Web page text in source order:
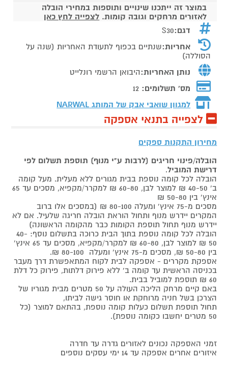
במוצר זה ייתכנו שינויים ותוספות במחירי הובלה
לאזורים מרחקים וגובה קומות. לצפייה לחץ כאן
דגם:S30
אחריות:שנתיים בכפוף לתעודת האחריות (שנה על
הסוללה)
נותן האחריות:היבואן הרשמי רונלייט
מס' תשלומים: 12
למגוון שואבי אבק של המותג NARWAL
לצפייה בתנאי אספקה
מחירון התקנות ספקים
הובלה/פינוי חריגים (לרבות ע"י מנוף) תוספת תשלום לפי
דרישת המוביל.
הובלה לכל קומה נוספת בבית מגורים ללא מעלית. מעל קומה
ב' 40-50 ₪ למוצר לבן, 60-80 ₪ למקרר/מקפיא, מסכים עד 65
אינץ' בין 50-80 ₪
מסכים מ-75 אינץ' ומעלה 80-100 ₪ (במסכים אלו ברוב
המקרים יידרש מנוף ותחול הוראת הובלה חריגה שלעיל. אם לא
יידרש מנוף תחול תוספת הקומות כבר מהקומה הראשונה)
הובלה לכל קומה נוספת בתוך הבית כרוכה בתשלום נוסף: 40-
50 ₪ למוצר לבן, 60-80 ₪ למקרר/מקפיא, מסכים עד 65 אינץ'
בין 50-80 ₪, מסכים מ-75 אינץ' ומעלה 80-100 ₪.
אספקת מקררים - אספקה לבית לקוח המתאפשרת דרך מעבר
בכניסה הראשית עד קומה ב' ללא פירוק דלתות, פירוק כל דלת
60 ₪ תוספת למוביל בבית.
באם קיים מרחק הליכה העולה על 50 מטרים מבית מגוריו של
הצרכן בשל חניה מרוחקת או חוסר גישה לביתו,
תחול תוספת תשלום כעלות קומה נוספת, בהתאם למוצר (כל
50 מטרים יחשבו כקומה נוספת).
זמני האספקה נכונים לאזורים גדרה עד חדרה
איזורים אחרים אספקה עד 14 ימי עסקים נוספים